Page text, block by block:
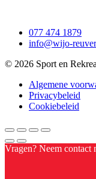
077 474 1879
info@wijo-
© 2026 Sport en
Algemene
Privacybeleid
Cookiebeleid
Vragen? Neem contact